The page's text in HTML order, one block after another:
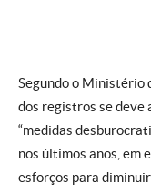
Segundo o Ministério
dos registros se deve
“medidas
nos últimos anos, em
esforços para